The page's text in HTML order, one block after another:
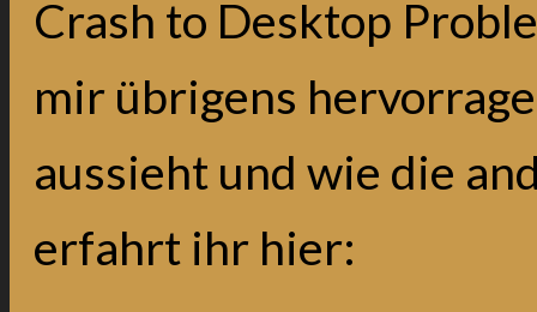
Crash to Desktop
mir übrigens
aussieht und wie die
erfahrt ihr hier: